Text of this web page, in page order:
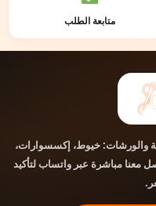
متابعة الطلب
خيوط، إكسسوارات،
معنا مباشرة عبر واتساب لتأكيد